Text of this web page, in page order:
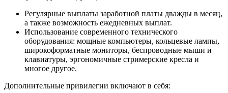
Регулярные выплаты заработной платы дважды в месяц,
а также возможность ежедневных выплат.
Использование современного технического
оборудования: мощные компьютеры, кольцевые лампы,
широкоформатные мониторы, беспроводные мыши и
клавиатуры, эргономичные стримерские кресла и
многое другое.
Дополнительные привилегии включают в себя: